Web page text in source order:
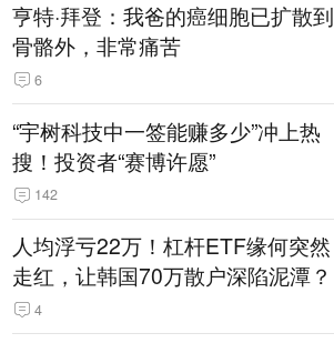
亨特·拜登：我爸的癌细胞已扩散到
骨骼外，非常痛苦
6
“宇树科技中一签能赚多少”冲上热
搜！投资者“赛博许愿”
142
人均浮亏22万！杠杆ETF缘何突然
走红，让韩国70万散户深陷泥潭？
4